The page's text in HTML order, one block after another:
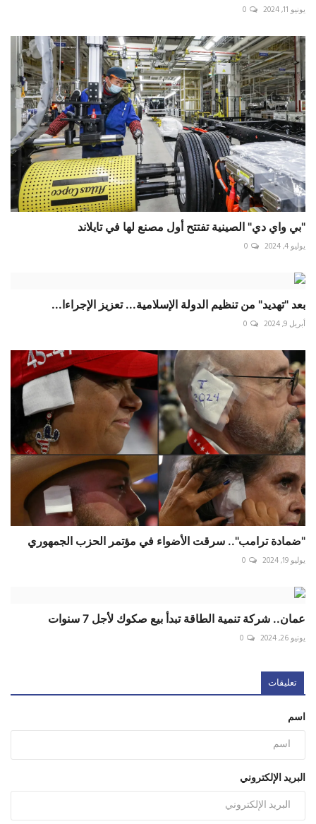
يونيو 11, 2024 0
"بي واي دي" الصينية تفتتح أول مصنع لها في تايلاند
يوليو 4, 2024 0
بعد "تهديد" من تنظيم الدولة الإسلامية... تعزيز الإجراءا...
أبريل 9, 2024 0
"ضمادة ترامب".. سرقت الأضواء في مؤتمر الحزب الجمهوري
يوليو 19, 2024 0
عمان.. شركة تنمية الطاقة تبدأ بيع صكوك لأجل 7 سنوات
يونيو 26, 2024 0
تعليقات
اسم
البريد الإلكتروني